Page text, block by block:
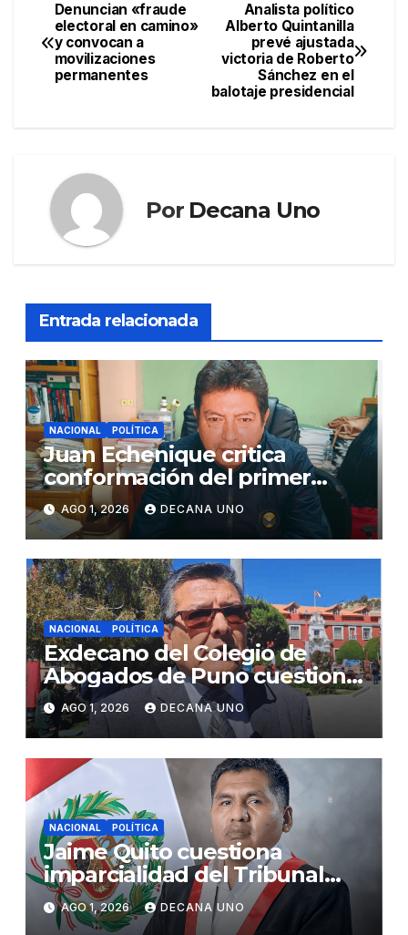
Navegación
de
entradas
Analista político
Alberto Quintanilla
prevé ajustada
victoria de Roberto
Sánchez en el
balotaje presidencial
Denuncian «fraude
electoral en camino»
y convocan a
movilizaciones
permanentes
Por Decana Uno
Entrada relacionada
NACIONAL POLÍTICA
Juan Echenique critica
conformación del primer
gabinete ministerial de Keiko
Fujimori
AGO 1, 2026 DECANA UNO
NACIONAL POLÍTICA
Exdecano del Colegio de
Abogados de Puno cuestiona
propuestas sobre seguridad
ciudadana
AGO 1, 2026 DECANA UNO
NACIONAL POLÍTICA
Jaime Quito cuestiona
imparcialidad del Tribunal
Constitucional tras liberación
de Ollanta Humala
AGO 1, 2026 DECANA UNO